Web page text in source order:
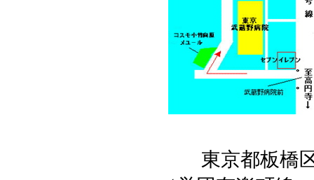
東京都板橋